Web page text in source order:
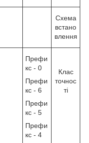
Схема
встано
влення
Префи
кс - 0
Префи
кс - 6
Префи
кс - 5
Префи
кс - 4
Клас
точнос
ті